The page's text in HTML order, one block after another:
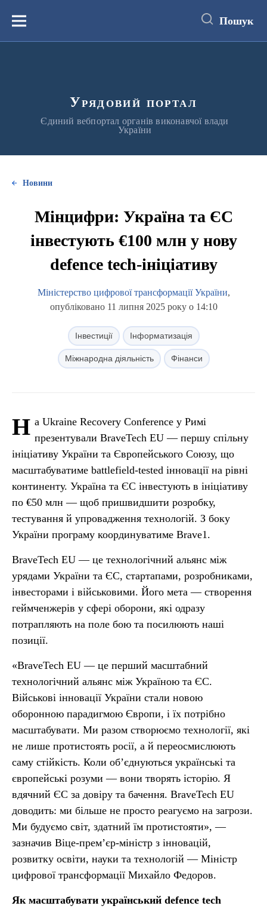
вмістуМеню Пошук
Урядовий портал
Єдиний вебпортал органів виконавчої влади
України
Новини
Мінцифри: Україна та ЄС
інвестують €100 млн у нову
defence tech-ініціативу
Міністерство цифрової трансформації України,
опубліковано 11 липня 2025 року о 14:10
Інвестиції Інформатизація
Міжнародна діяльність Фінанси
Н а Ukraine Recovery Conference у Римі
презентували BraveTech EU — першу спільну
ініціативу України та Європейського Союзу, що
масштабуватиме battlefield-tested інновації на рівні
континенту. Україна та ЄС інвестують в ініціативу
по €50 млн — щоб пришвидшити розробку,
тестування й упровадження технологій. З боку
України програму координуватиме Brave1.
BraveTech EU — це технологічний альянс між
урядами України та ЄС, стартапами, розробниками,
інвесторами і військовими. Його мета — створення
геймченжерів у сфері оборони, які одразу
потрапляють на поле бою та посилюють наші
позиції.
«BraveTech EU — це перший масштабний
технологічний альянс між Україною та ЄС.
Військові інновації України стали новою
оборонною парадигмою Європи, і їх потрібно
масштабувати. Ми разом створюємо технології, які
не лише протистоять росії, а й переосмислюють
саму стійкість. Коли об’єднуються українські та
європейські розуми — вони творять історію. Я
вдячний ЄС за довіру та бачення. BraveTech EU
доводить: ми більше не просто реагуємо на загрози.
Ми будуємо світ, здатний їм протистояти», —
зазначив Віце-премʼєр-міністр з інновацій,
розвитку освіти, науки та технологій — Міністр
цифрової трансформації Михайло Федоров.
Як масштабувати український defence tech